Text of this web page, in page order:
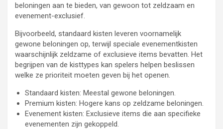
beloningen aan te bieden, van gewoon tot zeldzaam en
evenement-exclusief.
Bijvoorbeeld, standaard kisten leveren voornamelijk
gewone beloningen op, terwijl speciale evenementkisten
waarschijnlijk zeldzame of exclusieve items bevatten. Het
begrijpen van de kisttypes kan spelers helpen beslissen
welke ze prioriteit moeten geven bij het openen.
Standaard kisten: Meestal gewone beloningen.
Premium kisten: Hogere kans op zeldzame beloningen.
Evenement kisten: Exclusieve items die aan specifieke
evenementen zijn gekoppeld.